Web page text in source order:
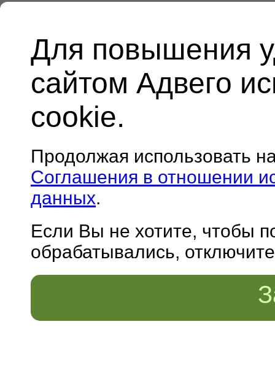
Для повышения
сайтом Адвего
cookie.
Продолжая использовать
Соглашения в отношении
данных.
Если Вы не хотите, чтобы
обрабатывались,